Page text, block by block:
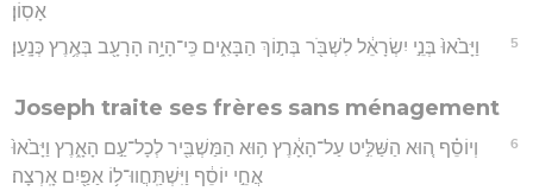
אָסֽוֹן׃
5 וַיָּבֹ֙אוּ֙ בְּנֵ֣י יִשְׂרָאֵ֔ל לִשְׁבֹּ֖ר בְּת֣וֹךְ הַבָּאִ֑ים כִּֽי־הָיָ֥ה הָרָעָ֖ב בְּאֶ֥רֶץ כְּנָֽעַן׃
Joseph traite ses frères sans ménagement
6
וְיוֹסֵ֗ף ה֚וּא הַשַּׁלִּ֣יט עַל־הָאָ֔רֶץ ה֥וּא הַמַּשְׁבִּ֖יר לְכָל־עַ֣ם הָאָ֑רֶץ וַיָּבֹ֙אוּ֙
אֲחֵ֣י יוֹסֵ֔ף וַיִּשְׁתַּֽחֲווּ־ל֥וֹ אַפַּ֖יִם אָֽרְצָה׃